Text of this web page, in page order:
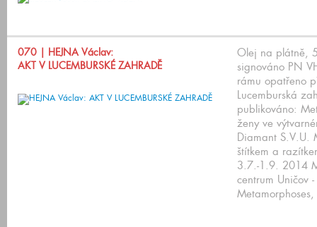
070 | HEJNA Václav:
AKT V LUCEMBURSKÉ ZAHRADĚ
Olej na plátně,
signováno PN
rámu opatřeno
Lucemburská
publikováno:
ženy ve
Diamant S.V.U.
štítkem a
3.7.-1.9. 2014
centrum Uničov